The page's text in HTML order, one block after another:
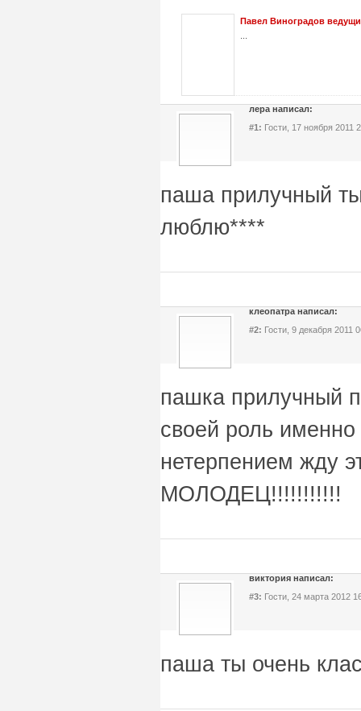
Павел Виноградов
лера написал:
#1: Гости, 17 ноября 2011
паша прилучный
люблю****
клеопатра написал:
#2: Гости, 9 декабря 2011
пашка прилучный
своей роль именно
нетерпением жду
МОЛОДЕЦ!!!!!!!!!!!
виктория написал:
#3: Гости, 24 марта 2012
паша ты очень